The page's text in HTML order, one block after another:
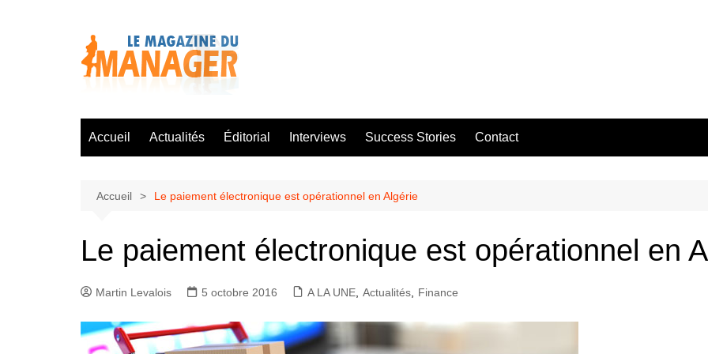
Accueil Actualités Éditorial Interviews Success Stories Contact
Accueil Le paiement électronique est opérationnel en Algérie
Le paiement électronique est opérationnel en
Martin Levalois 5 octobre 2016 A LA UNE Actualités Finance